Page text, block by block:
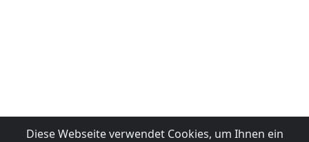
Diese Webseite verwendet Cookies, um Ihnen ein